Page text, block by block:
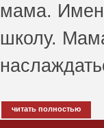
мама.
школу.
читать полностью